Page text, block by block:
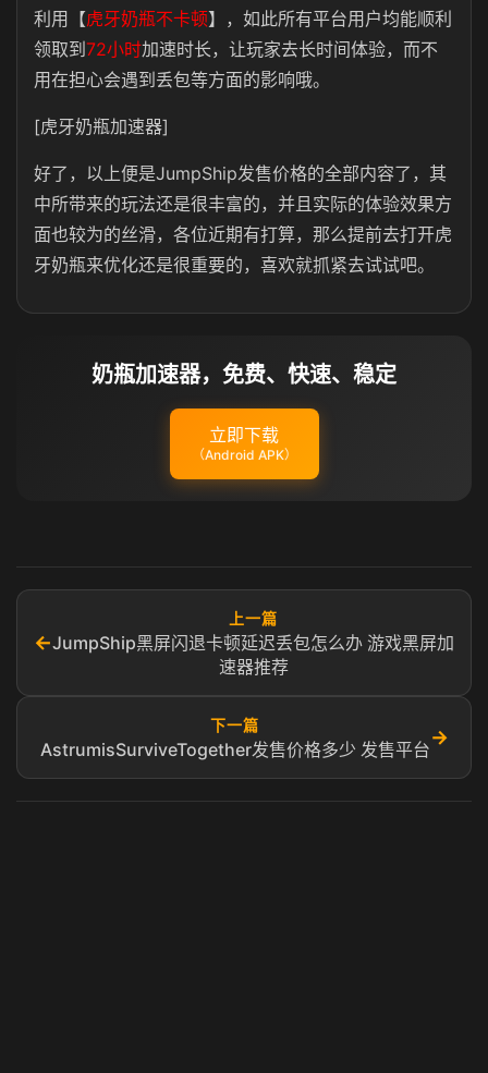
利用【虎牙奶瓶不卡顿】，如此所有平台用户均能顺利
领取到 72小时加速时长，让玩家去长时间体验，而不
用在担心会遇到丢包等方面的影响哦。
[虎牙奶瓶加速器]
好了，以上便是JumpShip发售价格的全部内容了，其
中所带来的玩法还是很丰富的，并且实际的体验效果方
面也较为的丝滑，各位近期有打算，那么提前去打开虎
牙奶瓶来优化还是很重要的，喜欢就抓紧去试试吧。
奶瓶加速器，免费、快速、稳定
立即下载
（Android APK）
←
上一篇
JumpShip黑屏闪退卡顿延迟丢包怎么办 游戏黑屏加
速器推荐
下一篇
AstrumisSurviveTogether发售价格多少 发售平台
→